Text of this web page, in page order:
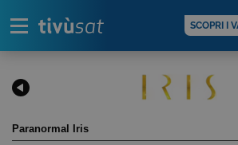
SCOPRI I
Paranormal Iris